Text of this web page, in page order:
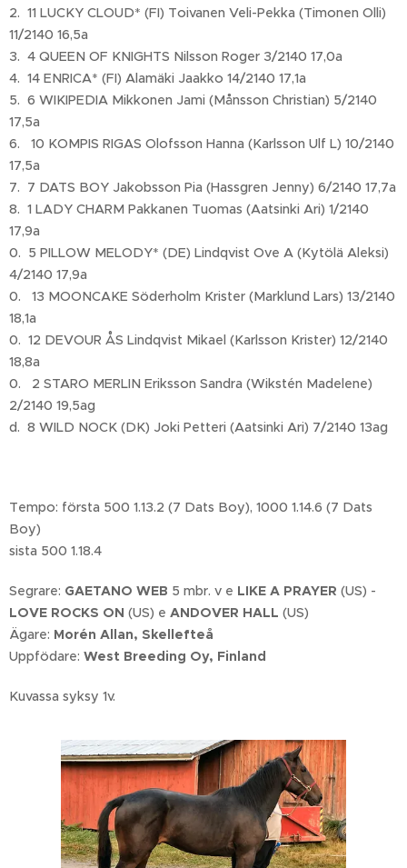
2. 11 LUCKY CLOUD* (FI) Toivanen Veli-Pekka (Timonen Olli)
11/2140 16,5a
3. 4 QUEEN OF KNIGHTS Nilsson Roger 3/2140 17,0a
4. 14 ENRICA* (FI) Alamäki Jaakko 14/2140 17,1a
5. 6 WIKIPEDIA Mikkonen Jami (Månsson Christian) 5/2140
17,5a
6. 10 KOMPIS RIGAS Olofsson Hanna (Karlsson Ulf L) 10/2140
17,5a
7. 7 DATS BOY Jakobsson Pia (Hassgren Jenny) 6/2140 17,7a
8. 1 LADY CHARM Pakkanen Tuomas (Aatsinki Ari) 1/2140
17,9a
0. 5 PILLOW MELODY* (DE) Lindqvist Ove A (Kytölä Aleksi)
4/2140 17,9a
0. 13 MOONCAKE Söderholm Krister (Marklund Lars) 13/2140
18,1a
0. 12 DEVOUR ÅS Lindqvist Mikael (Karlsson Krister) 12/2140
18,8a
0. 2 STARO MERLIN Eriksson Sandra (Wikstén Madelene)
2/2140 19,5ag
d. 8 WILD NOCK (DK) Joki Petteri (Aatsinki Ari) 7/2140 13ag
Tempo: första 500 1.13.2 (7 Dats Boy), 1000 1.14.6 (7 Dats
Boy)
sista 500 1.18.4
Segrare: GAETANO WEB 5 mbr. v e LIKE A PRAYER (US) -
LOVE ROCKS ON (US) e ANDOVER HALL (US)
Ägare: Morén Allan, Skellefteå
Uppfödare: West Breeding Oy, Finland
Kuvassa syksy 1v.